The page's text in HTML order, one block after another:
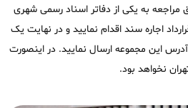
مراجعه به یکی از دفاتر اسناد رسمی شهری
اجاره سند اقدام نمایید و در نهایت یک
این مجموعه ارسال نمایید. در اینصورت
نخواهد بود.